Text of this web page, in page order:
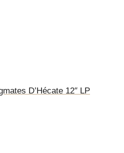
D’Hécate 12″ LP